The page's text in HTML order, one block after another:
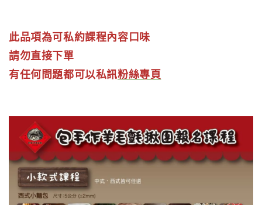
此品項為可私約課程內容口味
請勿直接下單
有任何問題都可以私訊粉絲專頁